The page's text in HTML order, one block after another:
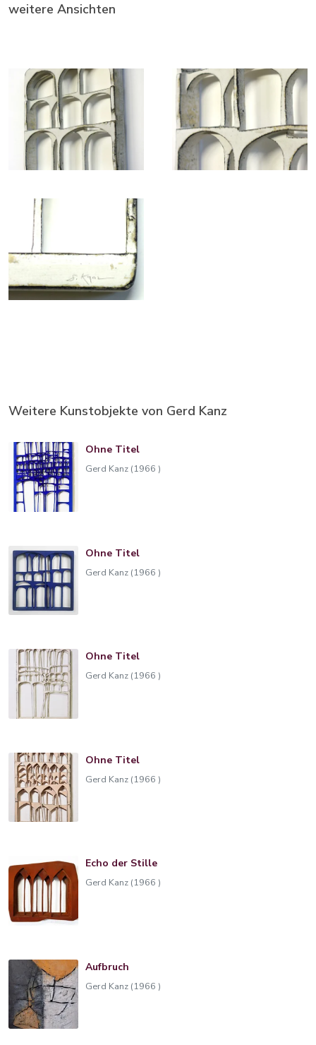
weitere Ansichten
Weitere Kunstobjekte von Gerd Kanz
Ohne Titel
Gerd Kanz (1966 )
Ohne Titel
Gerd Kanz (1966 )
Ohne Titel
Gerd Kanz (1966 )
Ohne Titel
Gerd Kanz (1966 )
Echo der Stille
Gerd Kanz (1966 )
Aufbruch
Gerd Kanz (1966 )